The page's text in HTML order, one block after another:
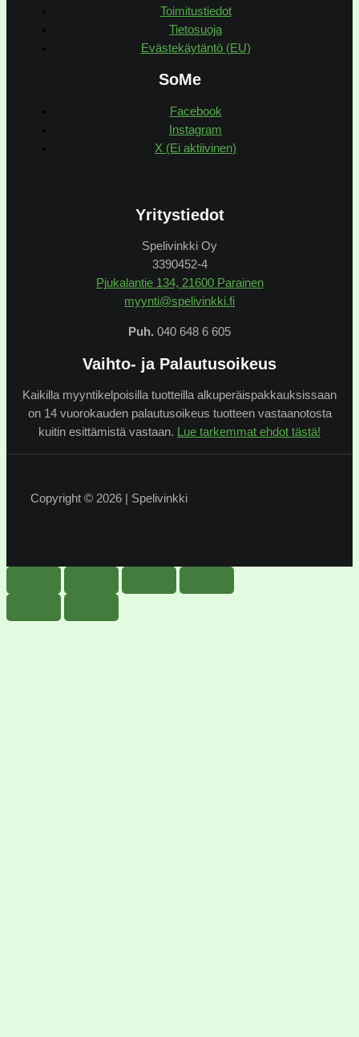
Toimitustiedot
Tietosuoja
Evästekäytäntö (EU)
SoMe
Facebook
Instagram
X (Ei aktiivinen)
Yritystiedot
Spelivinkki Oy
3390452-4
Pjukalantie 134, 21600 Parainen
myynti@spelivinkki.fi
Puh. 040 648 6 605
Vaihto- ja Palautusoikeus
Kaikilla myyntikelpoisilla tuotteilla alkuperäispakkauksissaan
on 14 vuorokauden palautusoikeus tuotteen vastaanotosta
kuitin esittämistä vastaan. Lue tarkemmat ehdot tästä!
Copyright © 2026 | Spelivinkki